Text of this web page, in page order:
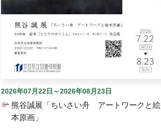
2026年07月22日～2026年08月23日
熊谷誠展「ちいさい舟 アートワークと絵
本原画」